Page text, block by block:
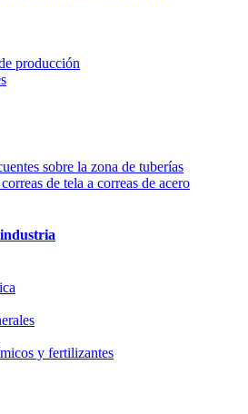
producción
sobre la zona de tuberías
de tela a correas de acero
y fertilizantes